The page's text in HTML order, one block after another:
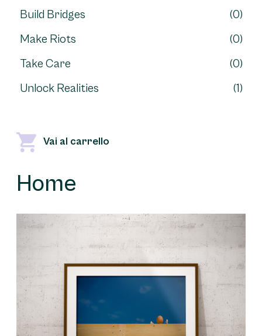
Build Bridges
(0)
Make Riots
(0)
Take Care
(0)
Unlock Realities
(1)
Vai al carrello
Home